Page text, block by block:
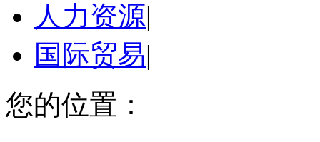
人力资源|
国际贸易|
您的位置：